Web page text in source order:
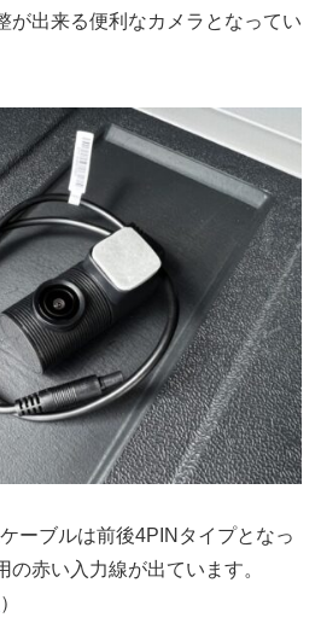
が出来る便利なカメラとなってい
ーブルは前後4PINタイプとなっ
赤い入力線が出ています。
）